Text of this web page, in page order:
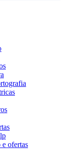
ofertas